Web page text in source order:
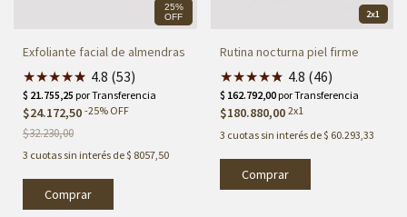
25%
OFF
Exfoliante facial de almendras
★★★★★
★ 4.8 (53)
$24.172,50 -25% OFF
$32.230,00
3 cuotas sin interés de$ 8057,50
2x1
Rutina nocturna piel firme
★★★★★
★ 4.8 (46)
$180.880,00 2x1
3 cuotas sin interés de$ 60.293,33